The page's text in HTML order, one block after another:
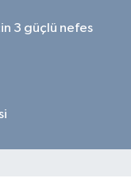
3 güçlü nefes